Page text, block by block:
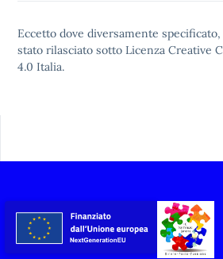
Eccetto dove diversamente
stato rilasciato sotto Licenza Creative
4.0 Italia.